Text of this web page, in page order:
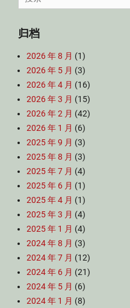
for:
归档
2026 年 8 月 (1)
2026 年 5 月 (3)
2026 年 4 月 (16)
2026 年 3 月 (15)
2026 年 2 月 (42)
2026 年 1 月 (6)
2025 年 9 月 (3)
2025 年 8 月 (3)
2025 年 7 月 (4)
2025 年 6 月 (1)
2025 年 4 月 (1)
2025 年 3 月 (4)
2025 年 1 月 (4)
2024 年 8 月 (3)
2024 年 7 月 (12)
2024 年 6 月 (21)
2024 年 5 月 (6)
2024 年 1 月 (8)